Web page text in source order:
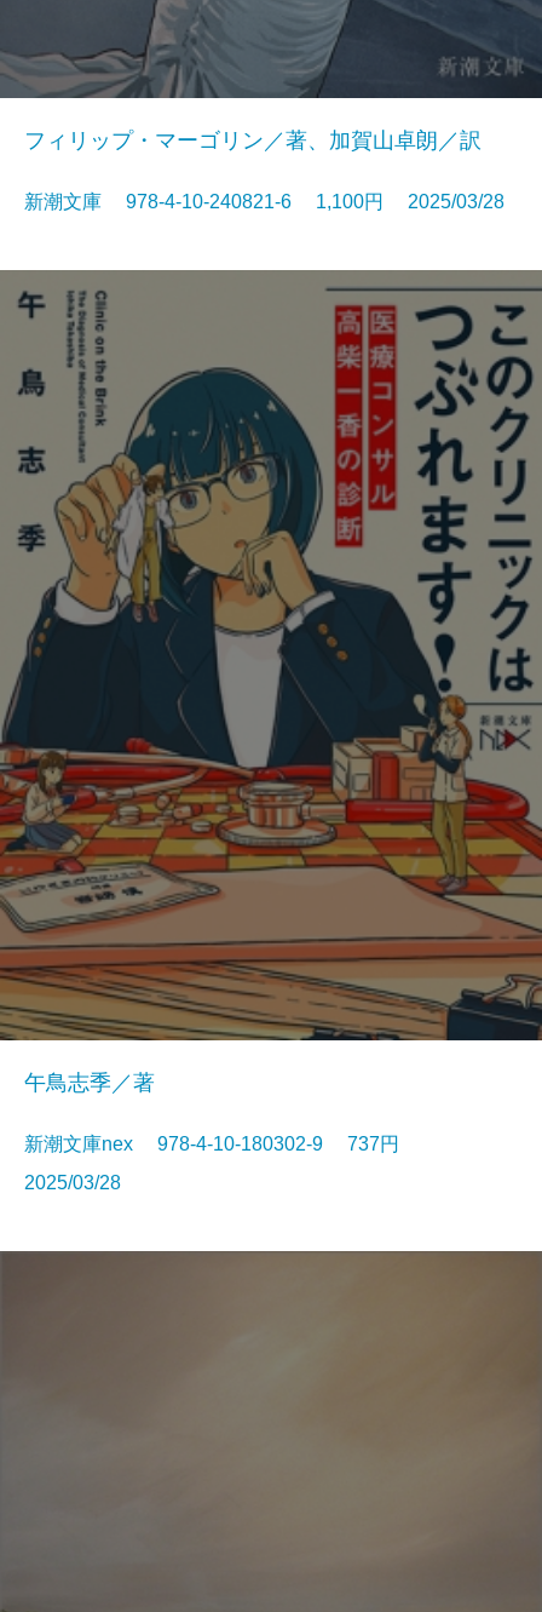
フィリップ・マーゴリン／著、加賀山卓朗／訳
新潮文庫 978-4-10-240821-6 1,100円 2025/03/28
午鳥志季／著
新潮文庫nex 978-4-10-180302-9 737円
2025/03/28